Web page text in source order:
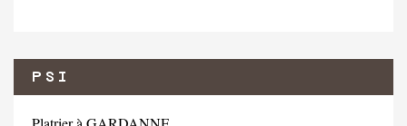
P S I